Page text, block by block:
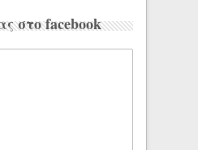
στο facebook